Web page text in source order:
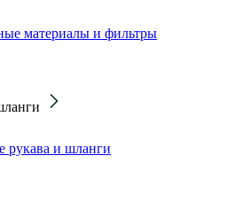
материалы и фильтры
рукава и шланги